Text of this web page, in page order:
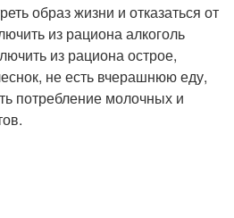
образ жизни и отказаться от
из рациона алкоголь
из рациона острое,
не есть вчерашнюю еду,
потребление молочных и